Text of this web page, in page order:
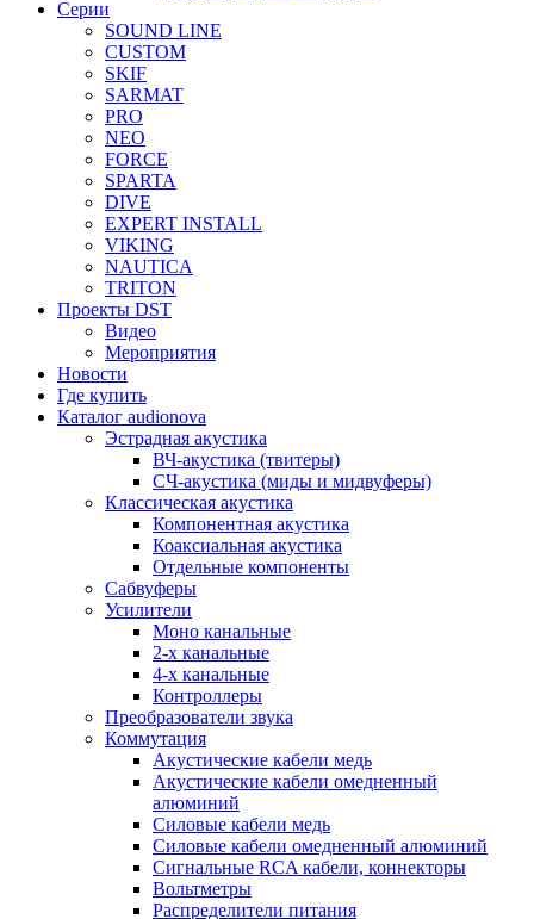
Серии
SOUND LINE
CUSTOM
SKIF
SARMAT
PRO
NEO
FORCE
SPARTA
DIVE
EXPERT INSTALL
VIKING
NAUTICA
TRITON
Проекты DST
Видео
Мероприятия
Новости
Где купить
Каталог audionova
Эстрадная акустика
ВЧ-акустика (твитеры)
СЧ-акустика (миды и мидвуферы)
Классическая акустика
Компонентная акустика
Коаксиальная акустика
Отдельные компоненты
Сабвуферы
Усилители
Моно канальные
2-х канальные
4-х канальные
Контроллеры
Преобразователи звука
Коммутация
Акустические кабели медь
Акустические кабели омедненный
алюминий
Силовые кабели медь
Силовые кабели омедненный алюминий
Сигнальные RCA кабели, коннекторы
Вольтметры
Распределители питания